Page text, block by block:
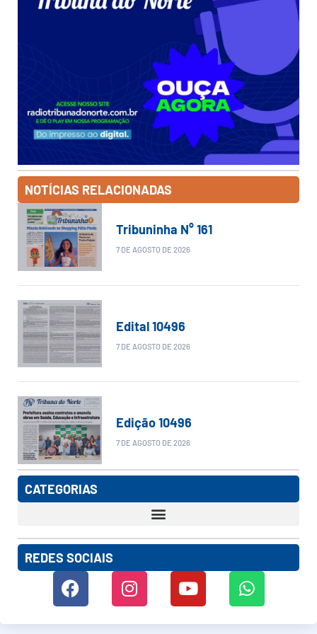
NOTÍCIAS RELACIONADAS
Tribuninha N° 161
7 DE AGOSTO DE 2026
Edital 10496
7 DE AGOSTO DE 2026
Edição 10496
7 DE AGOSTO DE 2026
CATEGORIAS
REDES SOCIAIS